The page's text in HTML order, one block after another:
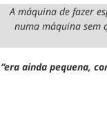
A máquina de fazer
numa máquina sem
“era ainda pequena,